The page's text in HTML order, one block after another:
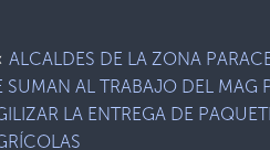
ALCALDES DE LA ZONA
SUMAN AL TRABAJO DEL MAG
LA ENTREGA DE